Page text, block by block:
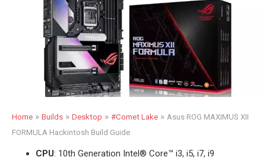
Home » Builds » Desktop » #Comet Lake » Asus ROG MAXIMUS XII
FORMULA Hackintosh Build Guide
CPU: 10th Generation Intel® Core™ i3, i5, i7, i9